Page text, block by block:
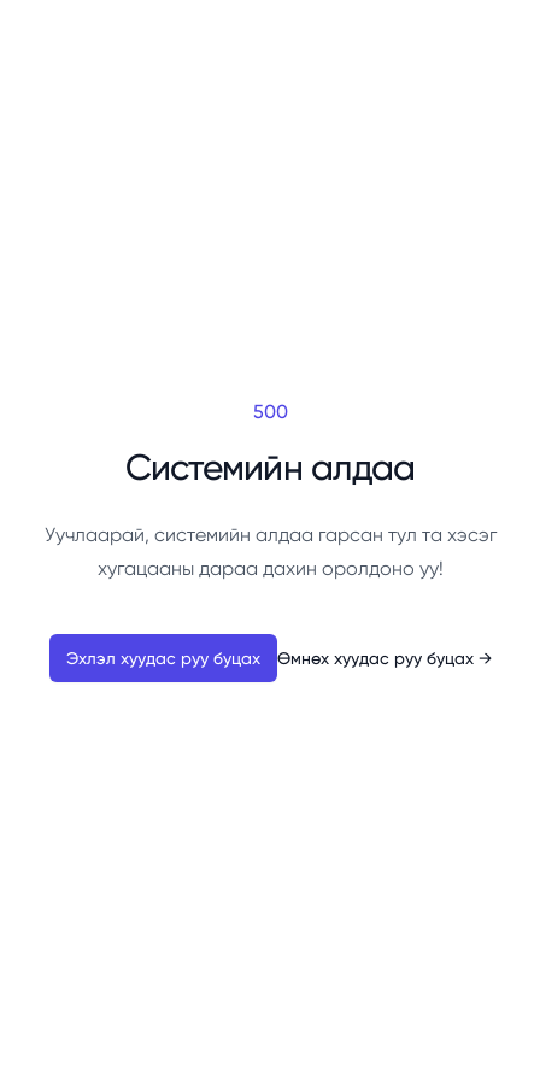
500
Системийн алдаа
Уучлаарай, системийн алдаа гарсан тул та хэсэг
хугацааны дараа дахин оролдоно уу!
Эхлэл хуудас руу буцах Өмнөх хуудас руу буцах →